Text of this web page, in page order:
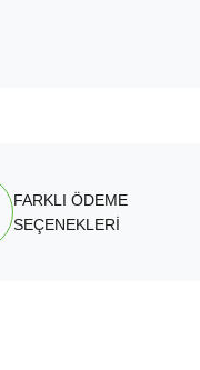
FARKLI ÖDEME
SEÇENEKLERİ